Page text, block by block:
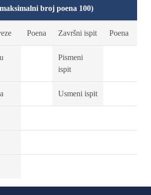
broj poena 100)
Poena Završni ispit Poena
Pismeni
ispit
Usmeni ispit